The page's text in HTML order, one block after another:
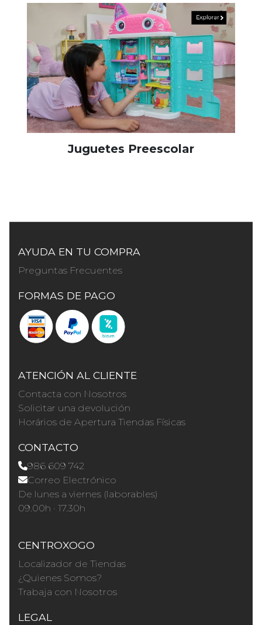
Juguetes Preescolar
AYUDA EN TU COMPRA
Preguntas Frecuentes
FORMAS DE PAGO
ATENCIÓN AL CLIENTE
Contacta con Nosotros
Solicitar una devolución
Horários de Apertura Tiendas Físicas
CONTACTO
986 609 742
Correo Electrónico
De lunes a viernes (laborables)
09.00h · 17.30h
CENTROXOGO
Localizador de Tiendas
¿Quienes Somos?
Trabaja con Nosotros
LEGAL